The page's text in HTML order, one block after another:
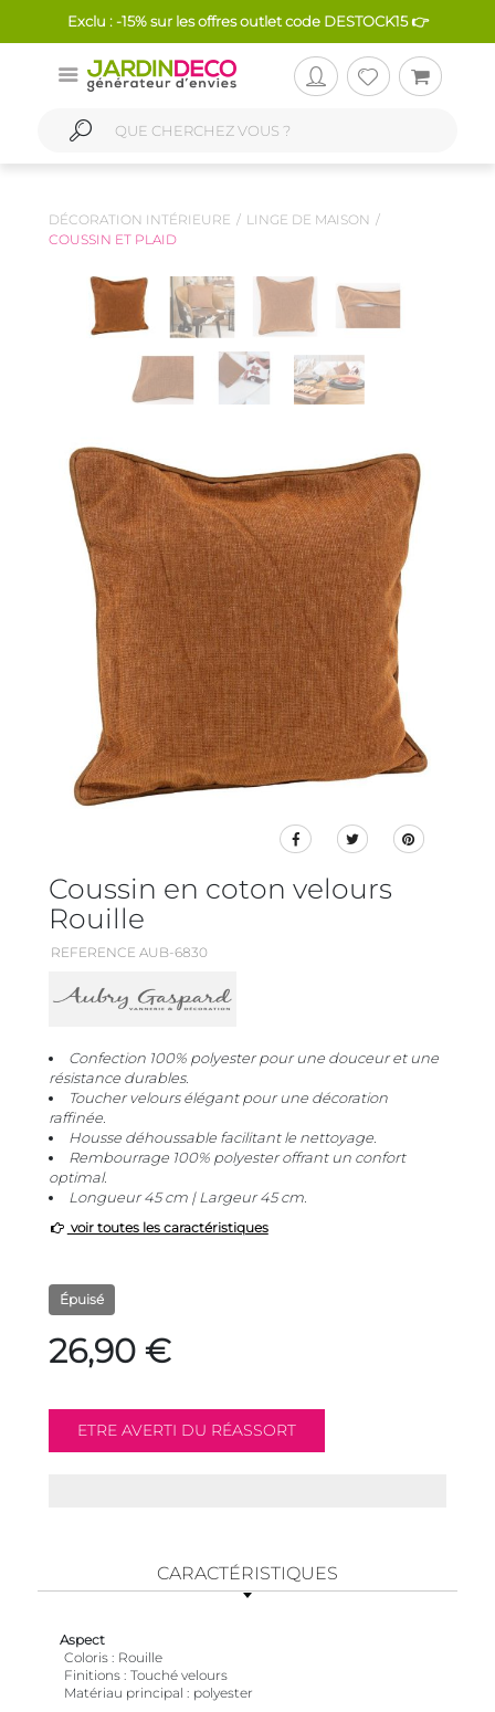
Exclu : -15% sur les offres outlet code DESTOCK15 👉
DÉCORATION INTÉRIEURE
LINGE DE MAISON
COUSSIN ET PLAID
Coussin en coton velours
Rouille
REFERENCE AUB-6830
Confection 100% polyester pour une douceur et une
résistance durables.
Toucher velours élégant pour une décoration
raffinée.
Housse déhoussable facilitant le nettoyage.
Rembourrage 100% polyester offrant un confort
optimal.
Longueur 45 cm | Largeur 45 cm.
voir toutes les caractéristiques
Épuisé
26,90 €
CARACTÉRISTIQUES
Aspect
Coloris
Rouille
Finitions Touché velours
Matériau principal
polyester